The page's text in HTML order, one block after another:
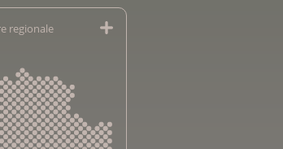
regionale